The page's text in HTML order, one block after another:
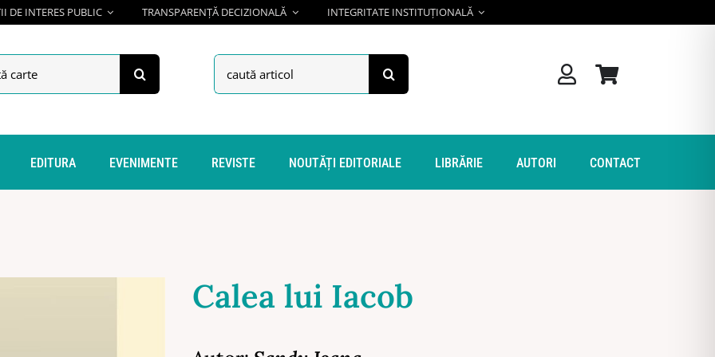
DE INTERES PUBLIC TRANSPARENȚĂ DECIZIONALĂ INTEGRITATE INSTITUȚIONALĂ
Search
for:
EDITURA EVENIMENTE REVISTE NOUTĂȚI EDITORIALE LIBRĂRIE AUTORI CONTACT
Calea lui Iacob